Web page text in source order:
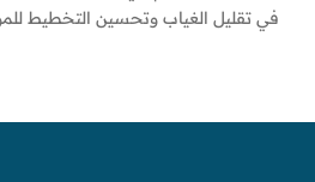
في تقليل الغياب وتحسين التخطيط